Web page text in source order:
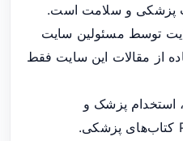
پزشکی و سلامت است.
توسط مسئولین سایت
از مقالات این سایت فقط
استخدام پزشک و